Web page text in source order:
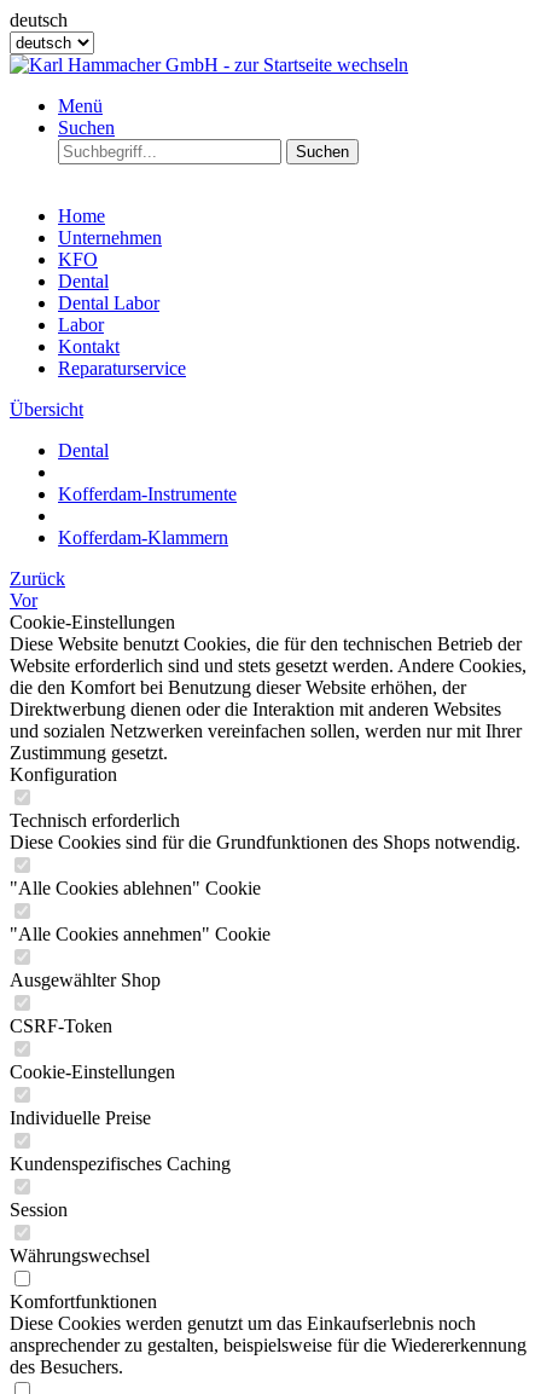
deutsch
Menü
Suchen
Suchen
Home
Unternehmen
KFO
Dental
Dental Labor
Labor
Kontakt
Reparaturservice
Übersicht
Dental
Kofferdam-Instrumente
Kofferdam-Klammern
Zurück
Vor
Cookie-Einstellungen
Diese Website benutzt Cookies, die für den technischen Betrieb der
Website erforderlich sind und stets gesetzt werden. Andere Cookies,
die den Komfort bei Benutzung dieser Website erhöhen, der
Direktwerbung dienen oder die Interaktion mit anderen Websites
und sozialen Netzwerken vereinfachen sollen, werden nur mit Ihrer
Zustimmung gesetzt.
Konfiguration
Technisch erforderlich
Diese Cookies sind für die Grundfunktionen des Shops notwendig.
"Alle Cookies ablehnen" Cookie
"Alle Cookies annehmen" Cookie
Ausgewählter Shop
CSRF-Token
Cookie-Einstellungen
Individuelle Preise
Kundenspezifisches Caching
Session
Währungswechsel
Komfortfunktionen
Diese Cookies werden genutzt um das Einkaufserlebnis noch
ansprechender zu gestalten, beispielsweise für die Wiedererkennung
des Besuchers.